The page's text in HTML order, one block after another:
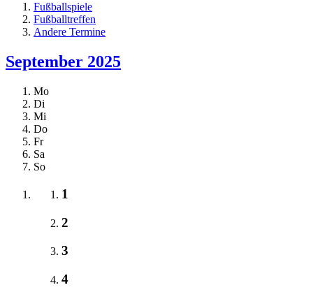
Fußballspiele
Fußballtreffen
Andere Termine
September 2025
Mo
Di
Mi
Do
Fr
Sa
So
1
2
3
4